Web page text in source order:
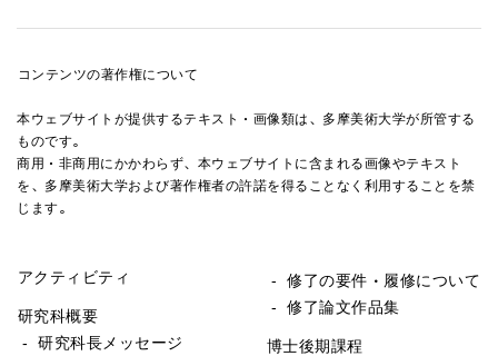
コンテンツの著作権について
本ウェブサイトが提供するテキスト・画像類は、多摩美術大学が所管する
ものです。
商用・非商用にかかわらず、本ウェブサイトに含まれる画像やテキスト
を、多摩美術大学および著作権者の許諾を得ることなく利用することを禁
じます。
アクティビティ
研究科概要
- 研究科長メッセージ
- 修了の要件・履修について
- 修了論文作品集
博士後期課程